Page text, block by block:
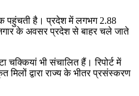
पहुंचती है। प्रदेश में लगभग 2.88
के अवसर प्रदेश से बाहर चले जाते
भी संचालित हैं। रिपोर्ट में
मिलों द्वारा राज्य के भीतर प्रसंस्करण